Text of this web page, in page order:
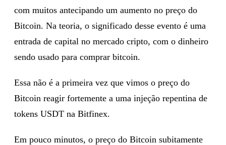
com muitos antecipando um aumento no preço do
Bitcoin. Na teoria, o significado desse evento é uma
entrada de capital no mercado cripto, com o dinheiro
sendo usado para comprar bitcoin.
Essa não é a primeira vez que vimos o preço do
Bitcoin reagir fortemente a uma injeção repentina de
tokens USDT na Bitfinex.
Em pouco minutos, o preço do Bitcoin subitamente